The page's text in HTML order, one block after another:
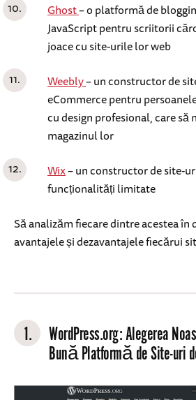
Ghost– o platformă de
JavaScript pentru scriitorii
joace cu site-urile lor web
Weebly– un constructor de
eCommerce pentru
cu design profesional, care să
magazinul lor
Wix– un constructor de site-
funcționalități limitate
Să analizăm fiecare dintre acestea
avantajele și dezavantajele fiecărui
1. WordPress.org: Alegerea
Bună Platformă de Site-uri